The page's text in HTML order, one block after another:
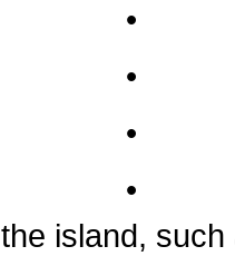
• The
•
• The
•
the island,